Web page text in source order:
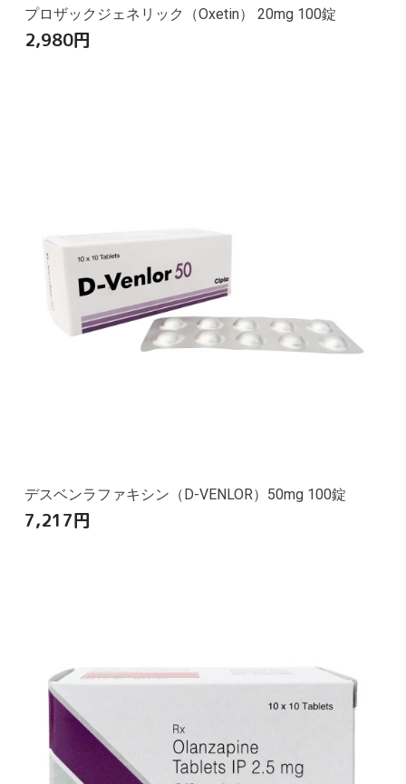
プロザックジェネリック（Oxetin） 20mg 100錠
2,980円
デスベンラファキシン（D-VENLOR）50mg 100錠
7,217円